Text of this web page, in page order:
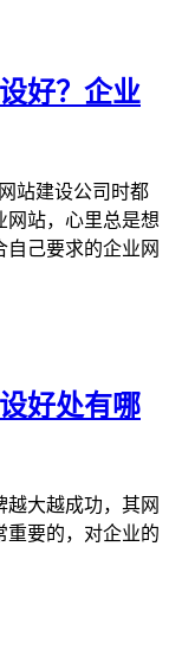
好？企业
站建设公司时都
网站，心里总是想
己要求的企业网
好处有哪
大越成功，其网
重要的，对企业的